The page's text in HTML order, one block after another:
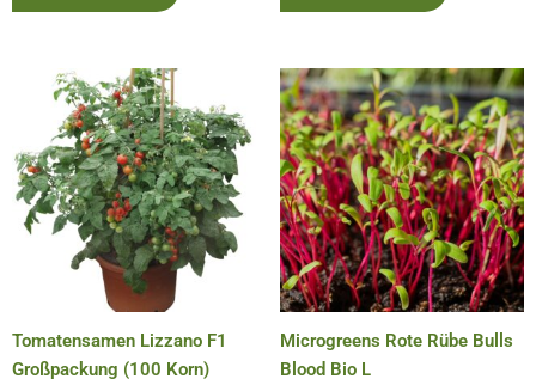
Tomatensamen Lizzano F1
Großpackung (100 Korn)
Microgreens Rote Rübe Bulls
Blood Bio L